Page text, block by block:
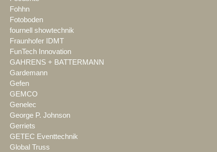
Fohhn
Fotoboden
fournell showtechnik
Fraunhofer IDMT
FunTech Innovation
GAHRENS + BATTERMANN
Gardemann
Gefen
GEMCO
Genelec
George P. Johnson
Gerriets
GETEC Eventtechnik
Global Truss